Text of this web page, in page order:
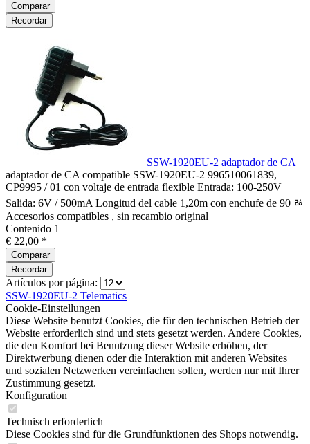
Comparar
Recordar
SSW-1920EU-2 adaptador de CA
adaptador de CA compatible SSW-1920EU-2 996510061839,
CP9995 / 01 con voltaje de entrada flexible Entrada: 100-250V
Salida: 6V / 500mA Longitud del cable 1,20m con enchufe de 90 ﾰ
Accesorios compatibles , sin recambio original
Contenido 1
€ 22,00 *
Comparar
Recordar
Artículos por página:
SSW-1920EU-2 Telematics
Cookie-Einstellungen
Diese Website benutzt Cookies, die für den technischen Betrieb der
Website erforderlich sind und stets gesetzt werden. Andere Cookies,
die den Komfort bei Benutzung dieser Website erhöhen, der
Direktwerbung dienen oder die Interaktion mit anderen Websites
und sozialen Netzwerken vereinfachen sollen, werden nur mit Ihrer
Zustimmung gesetzt.
Konfiguration
Technisch erforderlich
Diese Cookies sind für die Grundfunktionen des Shops notwendig.